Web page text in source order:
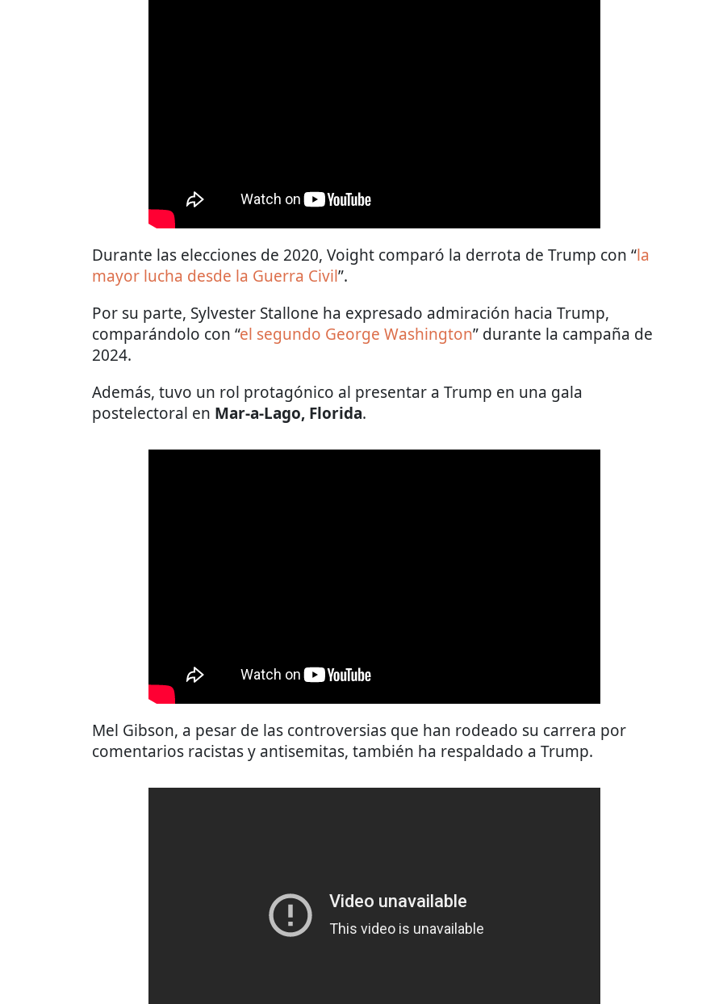
Durante las elecciones de 2020, Voight comparó la derrota de Trump con “la
mayor lucha desde la Guerra Civil”.
Por su parte, Sylvester Stallone ha expresado admiración hacia Trump,
comparándolo con “el segundo George Washington” durante la campaña de
2024.
Además, tuvo un rol protagónico al presentar a Trump en una gala
postelectoral en Mar-a-Lago, Florida.
Mel Gibson, a pesar de las controversias que han rodeado su carrera por
comentarios racistas y antisemitas, también ha respaldado a Trump.